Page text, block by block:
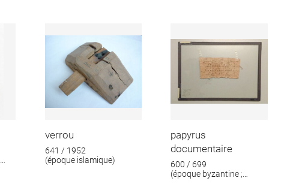
verrou
641 / 1952
(époque islamique)
papyrus
documentaire
600 / 699
(époque byzantine ;